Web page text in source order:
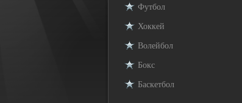
Футбол
Хоккей
Волейбол
Бокс
Баскетбол